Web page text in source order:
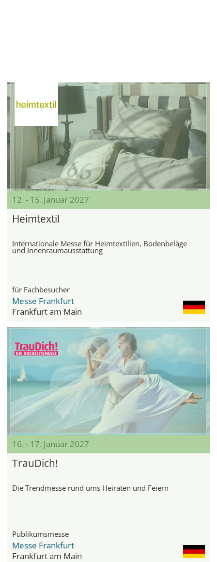
12. - 15. Januar 2027
Heimtextil
Internationale Messe für Heimtextilien, Bodenbeläge
und Innenraumausstattung
für Fachbesucher
Messe Frankfurt
Frankfurt am Main
16. - 17. Januar 2027
TrauDich!
Die Trendmesse rund ums Heiraten und Feiern
Publikumsmesse
Messe Frankfurt
Frankfurt am Main